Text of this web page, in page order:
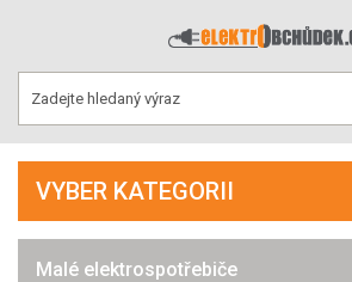
VYBER KATEGORII
Malé elektrospotřebiče